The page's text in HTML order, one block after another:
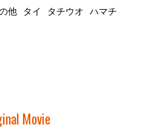
他 タイ タチウオ ハマチ
Movie